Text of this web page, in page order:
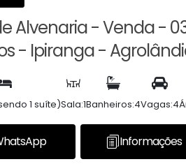
Alvenaria - Venda -
- Ipiranga -
1 suíte)Sala:1Banheiros:4Vagas:4
Informações